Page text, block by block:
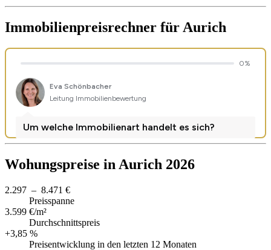
Immobilienpreisrechner für Aurich
Wohungspreise in Aurich 2026
2.297 – 8.471 €
Preisspanne
3.599 €/m²
Durchschnittspreis
+3,85 %
Preisentwicklung in den letzten 12 Monaten